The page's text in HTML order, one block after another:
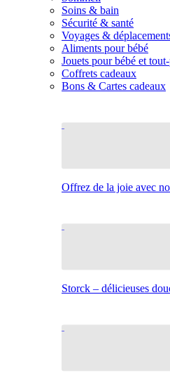
Soins & bain
Sécurité & santé
Voyages &
Aliments pour bébé
Jouets pour bébé et
Coffrets cadeaux
Bons & Cartes cadeaux
Offrez de la joie avec
Storck – délicieuses